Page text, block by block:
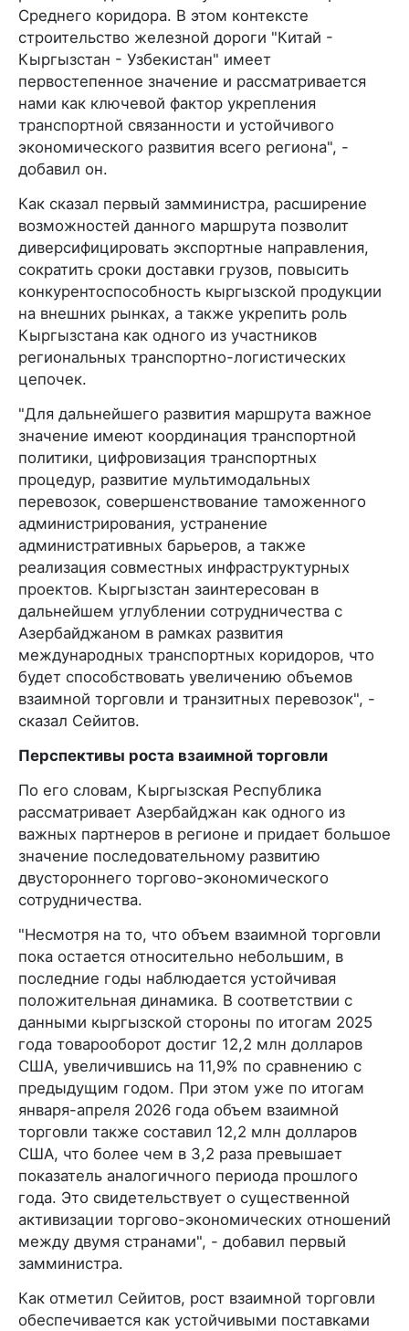
Среднего коридора. В этом контексте
строительство железной дороги "Китай -
Кыргызстан - Узбекистан" имеет
первостепенное значение и рассматривается
нами как ключевой фактор укрепления
транспортной связанности и устойчивого
экономического развития всего региона", -
добавил он.
Как сказал первый замминистра, расширение
возможностей данного маршрута позволит
диверсифицировать экспортные направления,
сократить сроки доставки грузов, повысить
конкурентоспособность кыргызской продукции
на внешних рынках, а также укрепить роль
Кыргызстана как одного из участников
региональных транспортно-логистических
цепочек.
"Для дальнейшего развития маршрута важное
значение имеют координация транспортной
политики, цифровизация транспортных
процедур, развитие мультимодальных
перевозок, совершенствование таможенного
администрирования, устранение
административных барьеров, а также
реализация совместных инфраструктурных
проектов. Кыргызстан заинтересован в
дальнейшем углублении сотрудничества с
Азербайджаном в рамках развития
международных транспортных коридоров, что
будет способствовать увеличению объемов
взаимной торговли и транзитных перевозок", -
сказал Сейитов.
Перспективы роста взаимной торговли
По его словам, Кыргызская Республика
рассматривает Азербайджан как одного из
важных партнеров в регионе и придает большое
значение последовательному развитию
двустороннего торгово-экономического
сотрудничества.
"Несмотря на то, что объем взаимной торговли
пока остается относительно небольшим, в
последние годы наблюдается устойчивая
положительная динамика. В соответствии с
данными кыргызской стороны по итогам 2025
года товарооборот достиг 12,2 млн долларов
США, увеличившись на 11,9% по сравнению с
предыдущим годом. При этом уже по итогам
января-апреля 2026 года объем взаимной
торговли также составил 12,2 млн долларов
США, что более чем в 3,2 раза превышает
показатель аналогичного периода прошлого
года. Это свидетельствует о существенной
активизации торгово-экономических отношений
между двумя странами", - добавил первый
замминистра.
Как отметил Сейитов, рост взаимной торговли
обеспечивается как устойчивыми поставками